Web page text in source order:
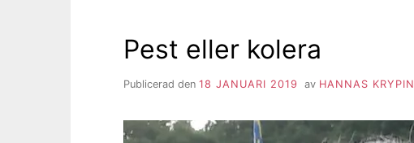
Pest eller kolera
Publicerad den 18 JANUARI 2019 av HANNAS KRYPIN